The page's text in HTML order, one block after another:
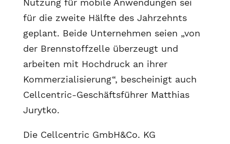
Nutzung für mobile Anwendungen sei
für die zweite Hälfte des Jahrzehnts
geplant. Beide Unternehmen seien „von
der Brennstoffzelle überzeugt und
arbeiten mit Hochdruck an ihrer
Kommerzialisierung“, bescheinigt auch
Cellcentric-Geschäftsführer Matthias
Jurytko.
Die Cellcentric GmbH&Co. KG